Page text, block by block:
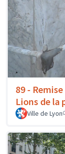
89 -
Lions de la
Ville de Lyon